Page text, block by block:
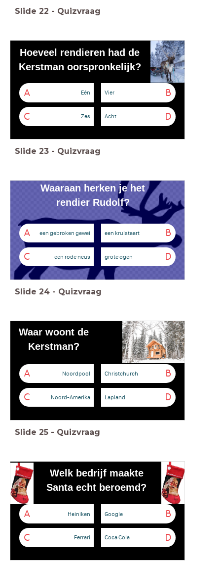
Slide 22 - Quizvraag
Hoeveel rendieren had de
Kerstman oorspronkelijk?
A Eén B
Vier
C Zes D
Acht
Slide 23 - Quizvraag
Waaraan herken je het
rendier Rudolf?
A een gebroken gewei B
een krulstaart
C een rode neus D
grote ogen
Slide 24 - Quizvraag
Waar woont de
Kerstman?
A Noordpool B
Christchurch
C Noord-Amerika D
Lapland
Slide 25 - Quizvraag
Welk bedrijf maakte
Santa echt beroemd?
A Heiniken B
Google
C Ferrari D
Coca Cola